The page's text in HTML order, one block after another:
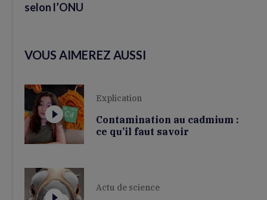
selon l’ONU
VOUS AIMEREZ AUSSI
Explication
Contamination au cadmium :
ce qu’il faut savoir
Actu de science